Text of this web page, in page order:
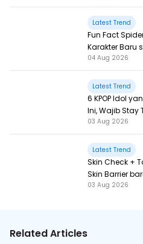
Latest Trend
Fun Fact Spider-Man Brand New Day:
Karakter Baru
04 Aug 2026
Latest Trend
6 KPOP Idol
Ini, Wajib Stay
03 Aug 2026
Latest Trend
Skin Check +
Skin Barrier
03 Aug 2026
Related Articles